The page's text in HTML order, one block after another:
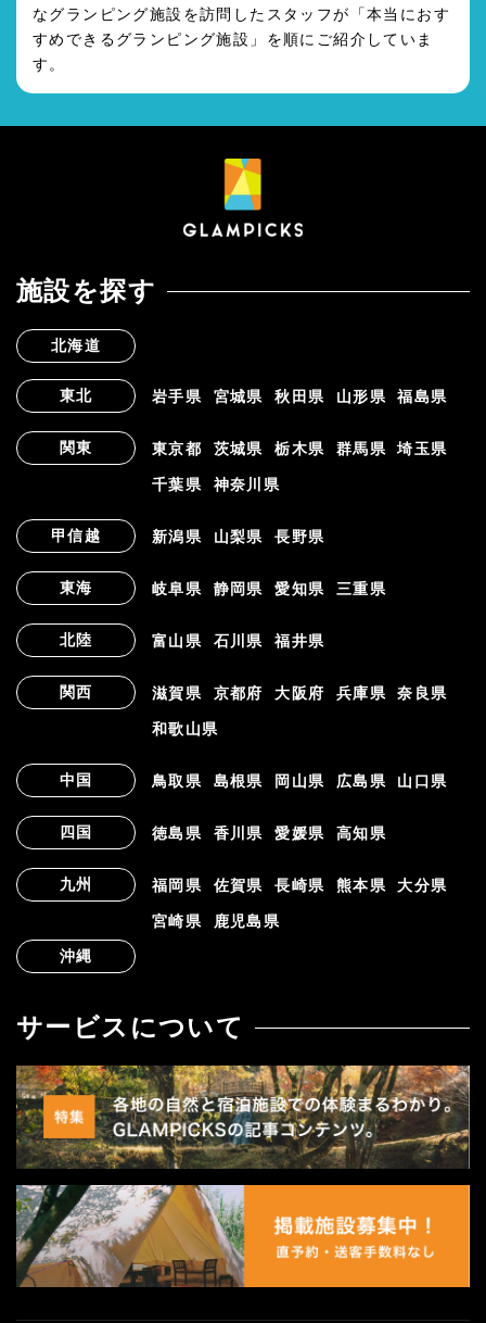
なグランピング施設を訪問したスタッフが「本当におす
すめできるグランピング施設」を順にご紹介していま
す。
施設を探す
北海道
東北 岩手県 宮城県 秋田県 山形県 福島県
関東 東京都 茨城県 栃木県 群馬県 埼玉県
千葉県 神奈川県
甲信越 新潟県 山梨県 長野県
東海 岐阜県 静岡県 愛知県 三重県
北陸 富山県 石川県 福井県
関西 滋賀県 京都府 大阪府 兵庫県 奈良県
和歌山県
中国 鳥取県 島根県 岡山県 広島県 山口県
四国 徳島県 香川県 愛媛県 高知県
九州 福岡県 佐賀県 長崎県 熊本県 大分県
宮崎県
鹿児島県
沖縄
サービスについて